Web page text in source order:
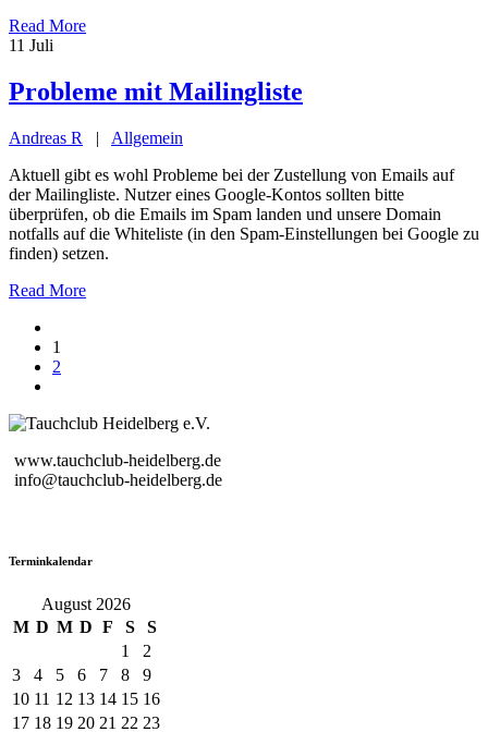
Read More
11 Juli
Probleme mit Mailingliste
Andreas R | Allgemein
Aktuell gibt es wohl Probleme bei der Zustellung von Emails auf
der Mailingliste. Nutzer eines Google-Kontos sollten bitte
überprüfen, ob die Emails im Spam landen und unsere Domain
notfalls auf die Whiteliste (in den Spam-Einstellungen bei Google zu
finden) setzen.
Read More
1
2
www.tauchclub-heidelberg.de
info@tauchclub-heidelberg.de
Terminkalendar
August 2026
M D M D F S
S
1
2
3
4 5 6 7 8
9
10 11 12 13 14 15 16
17 18 19 20 21 22 23